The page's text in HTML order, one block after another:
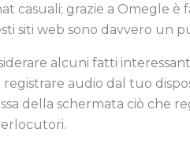
casuali; grazie a Omegle
siti web sono davvero un
alcuni fatti
registrare audio dal tuo
della schermata ciò che